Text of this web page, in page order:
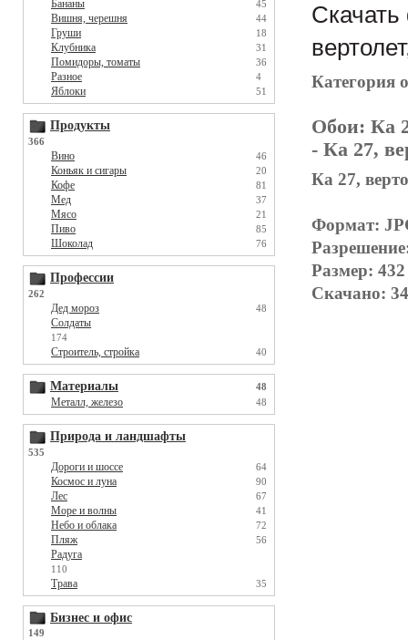
Бананы 45
Вишня, черешня 44
Груши 18
Клубника 31
Помидоры, томаты 36
Разное 4
Яблоки 51
Продукты
366
Вино 46
Коньяк и сигары 20
Кофе 81
Мед 37
Мясо 21
Пиво 85
Шоколад 76
Профессии
262
Дед мороз 48
Солдаты
174
Строитель, стройка 40
Материалы 48
Металл, железо 48
Природа и ландшафты
535
Дороги и шоссе 64
Космос и луна 90
Лес 67
Море и волны 41
Небо и облака 72
Пляж 56
Радуга
110
Трава 35
Бизнес и офис
149
Скачать
Категория
Обои: Ка
- Ка 27,
Ка 27,
Формат:
Размер:
Скачано: